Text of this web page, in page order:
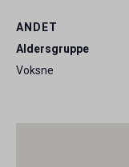
ANDET
Aldersgruppe
Voksne